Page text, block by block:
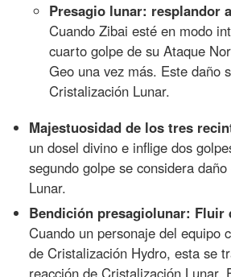
Presagio lunar: resplandor
Cuando Zibai esté en modo
cuarto golpe de su Ataque
Geo una vez más. Este daño
Cristalización Lunar.
Majestuosidad de los tres
un dosel divino e inflige dos
segundo golpe se considera
Lunar.
Bendición presagiolunar: Fluir
Cuando un personaje del equipo
de Cristalización Hydro, esta se